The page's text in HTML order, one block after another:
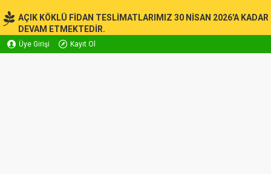
AÇIK KÖKLÜ FİDAN TESLİMATLARIMIZ 30 NİSAN 2026'A KADAR
DEVAM ETMEKTEDİR.
Üye Girişi Kayıt Ol